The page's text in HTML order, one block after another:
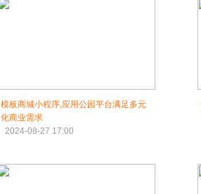
模板商城小程序,应用公园平台满足多元
化商业需求
2024-08-27 17:00